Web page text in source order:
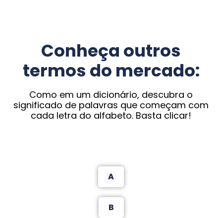
Conheça outros
termos do mercado:
Como em um dicionário, descubra o
significado de palavras que começam com
cada letra do alfabeto. Basta clicar!
A
B